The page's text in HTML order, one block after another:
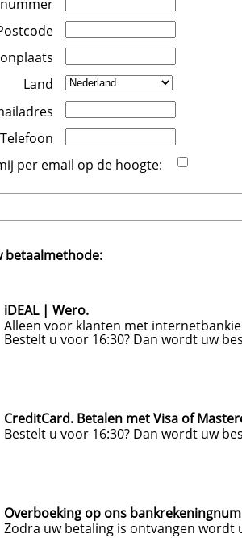
Land
Telefoon
per email op de hoogte:
betaalmethode:
iDEAL | Wero.
Alleen voor klanten met
Bestelt u voor 16:30? Dan wordt uw
CreditCard. Betalen met Visa of
Bestelt u voor 16:30? Dan wordt uw
Overboeking op ons
Zodra uw betaling is ontvangen wordt